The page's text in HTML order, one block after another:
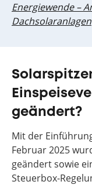
Energiewende –
Dachsolaranlagen
geändert?
Mit der
Februar 2025
geändert sowie
Steuerbox-